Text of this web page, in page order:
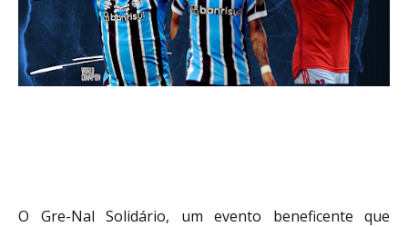
O Gre-Nal Solidário, um evento beneficente que